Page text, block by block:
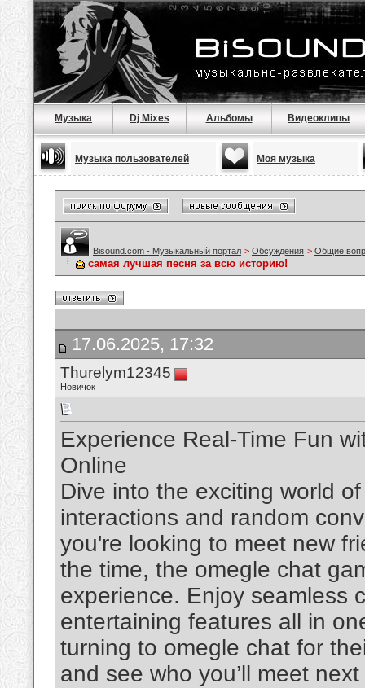
Музыка Dj Mixes Альбомы Видеоклипы
Музыка пользователей Моя музыка
Bisound.com - Музыкальный портал > Обсуждения > Общие
самая лучшая песня за всю историю!
17.06.2025, 17:32
Thurelym12345
Новичок
Experience Real-Time Fun
Online
Dive into the exciting world
interactions and random
you're looking to meet new
the time, the omegle chat
experience. Enjoy seamless
entertaining features all in
turning to omegle chat for
and see who you’ll meet